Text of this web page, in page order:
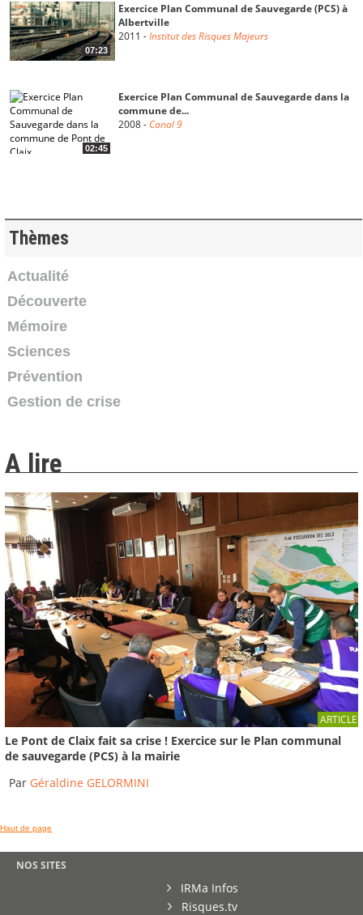
07:23
Exercice Plan Communal de Sauvegarde (PCS) à
Albertville
2011 -Institut des Risques Majeurs
02:45
Exercice Plan Communal de Sauvegarde dans la
commune de...
2008- Canal 9
02:33
-
02:24
Reportage du 09/04/2009
-France 3 Alpes
02:23
Exercice Plan Communal de Sauvegarde à
Brignais
Reportage du 29/10/2019
-France 3 Rhône-Alpes
02:00
Tempête, pluies et inondations : un exercice
grandeur...
Reportage du 13/11/2018
-
France 3 Rhône-Alpes
02:12
Rhône - Pluies orageuses et inondations dans le
secteur de...
Reportage du 07/06/2018
-France 3 Rhône-Alpes
Thèmes
Actualité
Découverte
Mémoire
Sciences
Prévention
Gestion de crise
A lire
ARTICLE
Le Pont de Claix fait sa crise ! Exercice sur le Plan communal
de sauvegarde (PCS) à la mairie
Par Géraldine GELORMINI
Haut de page
NOS SITES
IRMa Infos
Risques.tv